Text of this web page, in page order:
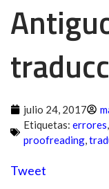
julio 24, 2017
Etiquetas: errores,
proofreading,
Tweet